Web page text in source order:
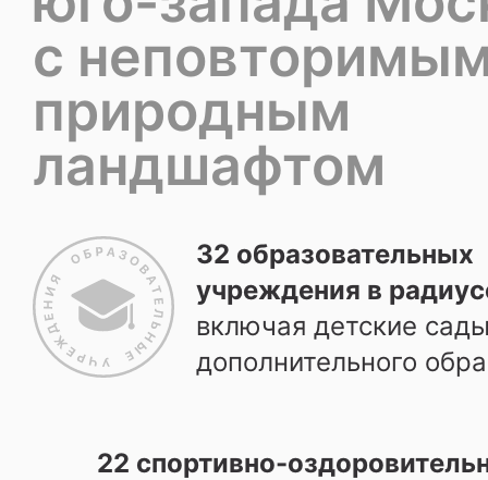
с
природным
ландшафтом
32 образовательных
учреждения в
включая детские
дополнительного
22 спортивно-